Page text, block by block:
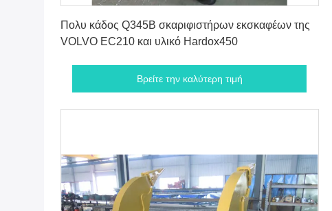
Πολυ κάδος Q345B σκαριφιστήρων εκσκαφέων της
VOLVO EC210 και υλικό Hardox450
Βρείτε την καλύτερη τιμή